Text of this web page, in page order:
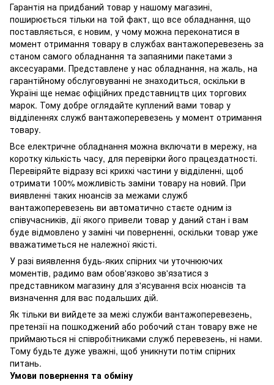
Гарантія на придбаний товар у нашому магазині,
поширюється тільки на той факт, що все обладнання, що
поставляється, є новим, у чому можна переконатися в
момент отримання товару в службах вантажоперевезень за
станом самого обладнання та запаяними пакетами з
аксесуарами. Представлене у нас обладнання, на жаль, на
гарантійному обслуговуванні не знаходиться, оскільки в
Україні ще немає офіційних представництв цих торгових
марок. Тому добре оглядайте куплений вами товар у
відділеннях служб вантажоперевезень у момент отримання
товару.
Все електричне обладнання можна включати в мережу, на
коротку кількість часу, для перевірки його працездатності.
Перевіряйте відразу всі крихкі частини у відділенні, щоб
отримати 100% можливість заміни товару на новий. При
виявленні таких нюансів за межами служб
вантажоперевезень ви автоматично стаєте одним із
співучасників, дії якого привели товар у даний стан і вам
буде відмовлено у заміні чи поверненні, оскільки товар уже
вважатиметься не належної якісті.
У разі виявлення будь-яких спірних чи уточнюючих
моментів, радимо вам обов'язково зв'язатися з
представником магазину для з'ясування всіх нюансів та
визначення для вас подальших дій.
Як тільки ви вийдете за межі служби вантажоперевезень,
претензії на пошкоджений або робочий стан товару вже не
приймаються ні співробітниками служб перевезень, ні нами.
Тому будьте дуже уважні, щоб уникнути потім спірних
питань.
Умови повернення та обміну